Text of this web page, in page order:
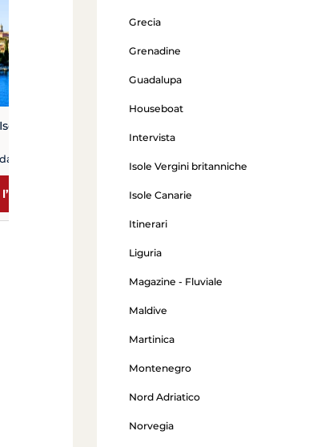
d'Elba
1 250 €
Grecia
Grenadine
Guadalupa
Houseboat
Intervista
Isole Vergini britanniche
Isole Canarie
Itinerari
Liguria
Magazine - Fluviale
Maldive
Martinica
Montenegro
Nord Adriatico
Norvegia